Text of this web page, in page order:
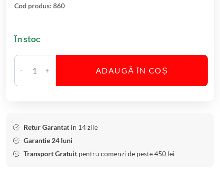
h
e
W
s
Cod produs: 860
În stoc
C
a
i
t
ADAUGĂ ÎN COȘ
Retur Garantat in 14 zile
Garantie 24 luni
Transport Gratuit pentru comenzi de peste 450 lei